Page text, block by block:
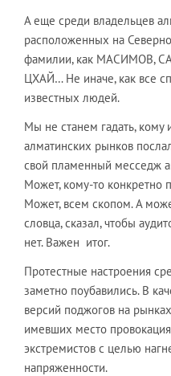
А еще среди владельцев
расположенных на
фамилии, как МАСИМОВ,
ЦХАЙ… Не иначе, как все
известных людей.
Мы не станем гадать, кому
алматинских рынков
свой пламенный месседж
Может, кому-то конкретно
Может, всем скопом. А
словца, сказал, чтобы
нет. Важен итог.
Протестные настроения
заметно поубавились. В
версий поджогов на
имевших место
экстремистов с целью
напряженности.